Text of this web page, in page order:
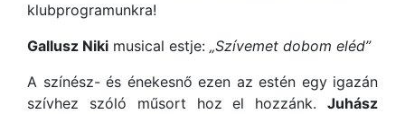
klubprogramunkra!
Gallusz Niki musical estje: „Szívemet dobom eléd”
A színész- és énekesnő ezen az estén egy igazán
szívhez szóló műsort hoz el hozzánk. Juhász